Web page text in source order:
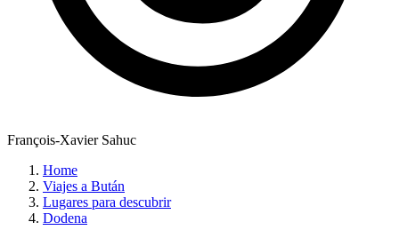
François-Xavier Sahuc
Home
Viajes a Bután
Lugares para descubrir
Dodena